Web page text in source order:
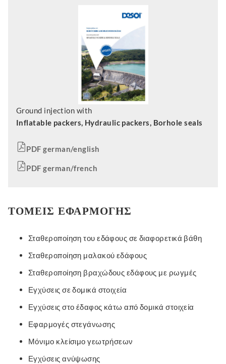
Ground injection with
Inflatable packers, Hydraulic packers, Borhole seals
PDF german/english
PDF german/french
ΤΟΜΕΊΣ ΕΦΑΡΜΟΓΉΣ
Σταθεροποίηση του εδάφους σε διαφορετικά βάθη
Σταθεροποίηση μαλακού εδάφους
Σταθεροποίηση βραχώδους εδάφους με ρωγμές
Εγχύσεις σε δομικά στοιχεία
Εγχύσεις στο έδαφος κάτω από δομικά στοιχεία
Εφαρμογές στεγάνωσης
Μόνιμο κλείσιμο γεωτρήσεων
Εγχύσεις ανύψωσης